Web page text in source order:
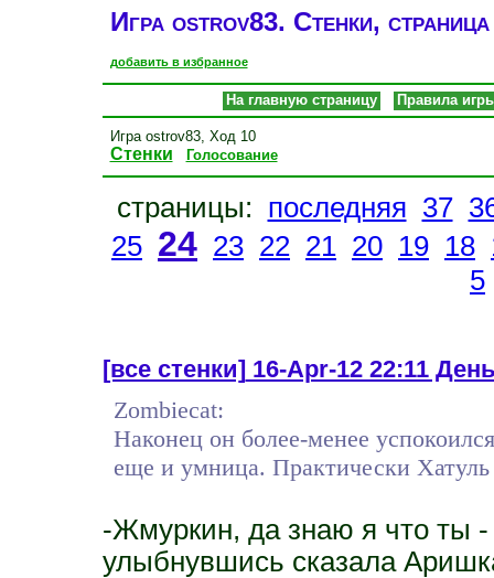
Игра ostrov83. Стенки,
добавить в избранное
На главную страницу Правила
Игра ostrov83, Ход 10
Стенки Голосование
страницы: последняя 37
25 24 23 22 21 20 19 18
5
[все стенки]16-Apr-12 22:11
Zombiecat:
Наконец он более-менее
еще и умница. Практически
-Жмуркин, да знаю я что ты -
улыбнувшись сказала